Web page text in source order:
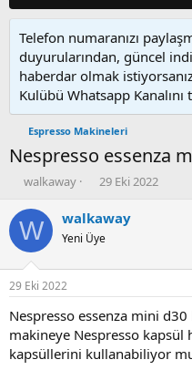
Telefon numaranızı
duyurularından, güncel
haberdar olmak
Kulübü Whatsapp
Espresso Makineleri
Nespresso essenza
K
n
u
u
b
a
ş
a
t
walkaway
B
ş
a
ı
ç
a
r
29 Eki 2022
W walkaway
Yeni Üye
29 Eki 2022
Nespresso essenza mini
makineye Nespresso kapsül
kapsüllerini kullanabiliyor